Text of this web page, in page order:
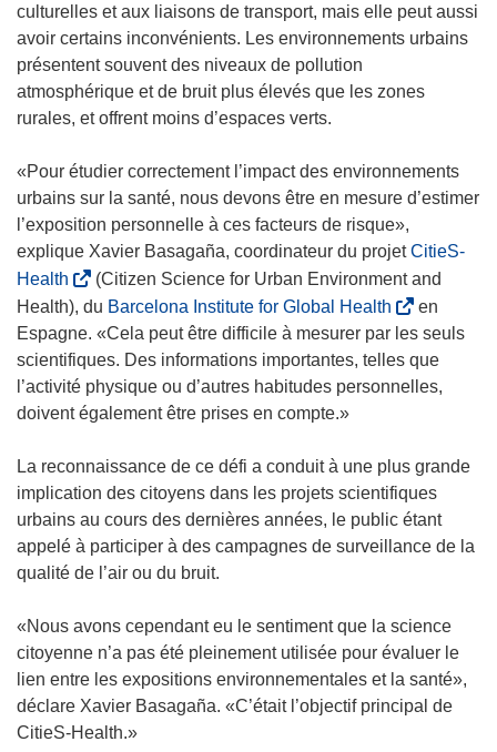
culturelles et aux liaisons de transport, mais elle peut aussi
avoir certains inconvénients. Les environnements urbains
présentent souvent des niveaux de pollution
atmosphérique et de bruit plus élevés que les zones
rurales, et offrent moins d’espaces verts.
«Pour étudier correctement l’impact des environnements
urbains sur la santé, nous devons être en mesure d’estimer
l’exposition personnelle à ces facteurs de risque»,
explique Xavier Basagaña, coordinateur du projetCitieS-
Health
s
’
o
u
v
e
d
a
n
s
n
e
n
o
u
(Citizen Science for Urban Environment and
Health), du Barcelona Institute for Global Health
s
’
o
r
e
d
a
u
n
e
n
en
Espagne. «Cela peut être difficile à mesurer par les seuls
scientifiques. Des informations importantes, telles que
l’activité physique ou d’autres habitudes personnelles,
doivent également être prises en compte.»
La reconnaissance de ce défi a conduit à une plus grande
implication des citoyens dans les projets scientifiques
urbains au cours des dernières années, le public étant
appelé à participer à des campagnes de surveillance de la
qualité de l’air ou du bruit.
«Nous avons cependant eu le sentiment que la science
citoyenne n’a pas été pleinement utilisée pour évaluer le
lien entre les expositions environnementales et la santé»,
déclare Xavier Basagaña. «C’était l’objectif principal de
CitieS-Health.»